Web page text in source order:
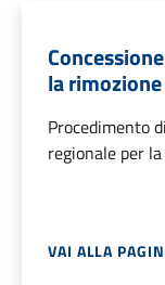
la
Procedimento
regionale per
VAI ALLA